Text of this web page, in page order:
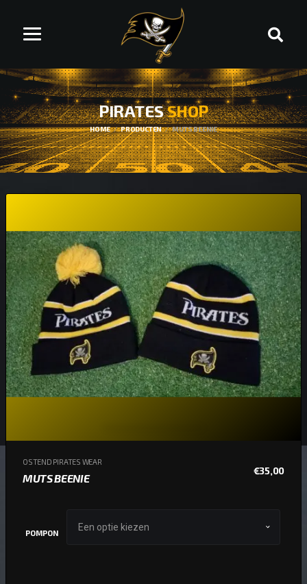
PIRATESSHOP
HOME PRODUCTEN MUTS BEENIE
OSTEND PIRATES WEAR
MUTS BEENIE
€35,00
POMPON